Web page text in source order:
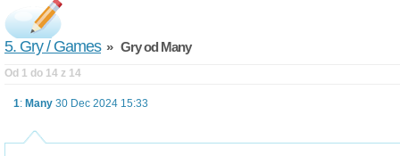
5. Gry / Games» Gry od Many
Od 1 do 14 z 14
1: Many 30 Dec 2024 15:33